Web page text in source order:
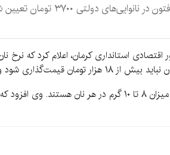
شهروندان می‌توانند گزارش دهند.
به گفته ایزدی، نانواهای آزادپز ملزم به افزودن